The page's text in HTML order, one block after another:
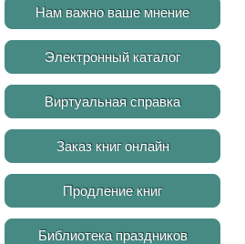
Нам важно ваше мнение
Электронный каталог
Виртуальная справка
Заказ книг онлайн
Продление книг
Библиотека праздников